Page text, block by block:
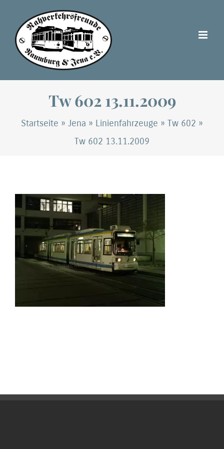
Inhalt
springen
Tw 602 13.11.2009
Startseite » Jena » Linienfahrzeuge » Tw 602 »
Tw 602 13.11.2009